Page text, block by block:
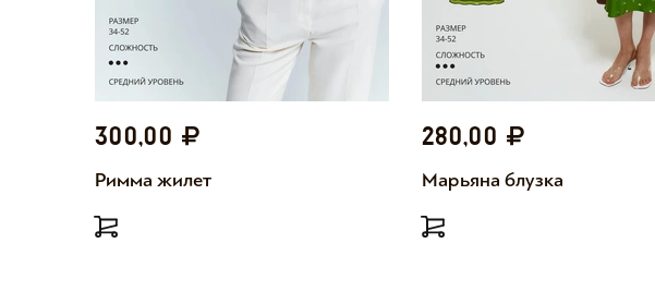
300,00
Римма жилет
280,00
Марьяна блузка